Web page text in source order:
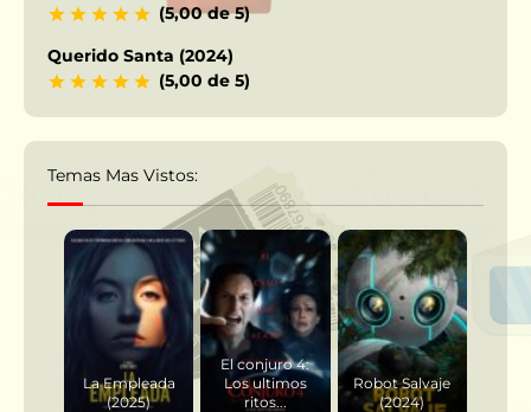
(5,00 de 5)
Querido Santa (2024)
(5,00 de 5)
Temas Mas Vistos:
La Empleada
(2025)
El conjuro 4:
Los ultimos
ritos...
Robot Salvaje
(2024)